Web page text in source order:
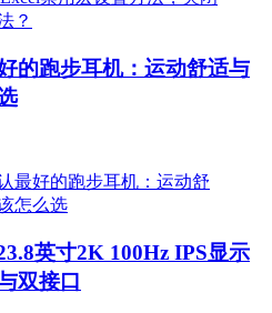
的跑步耳机：运动舒适与
英寸2K 100Hz IPS显示
双接口